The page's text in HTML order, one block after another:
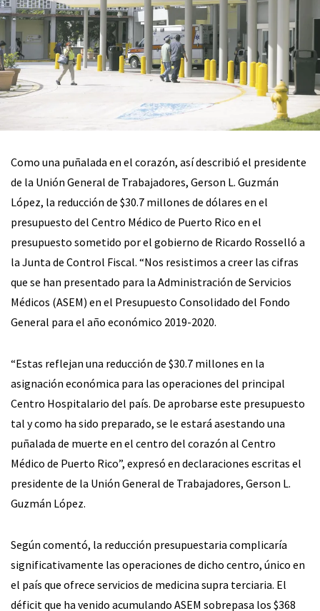
Como una puñalada en el corazón, así describió el presidente
de la Unión General de Trabajadores, Gerson L. Guzmán
López, la reducción de $30.7 millones de dólares en el
presupuesto del Centro Médico de Puerto Rico en el
presupuesto sometido por el gobierno de Ricardo Rosselló a
la Junta de Control Fiscal. “Nos resistimos a creer las cifras
que se han presentado para la Administración de Servicios
Médicos (ASEM) en el Presupuesto Consolidado del Fondo
General para el año económico 2019-2020.
“Estas reflejan una reducción de $30.7 millones en la
asignación económica para las operaciones del principal
Centro Hospitalario del país. De aprobarse este presupuesto
tal y como ha sido preparado, se le estará asestando una
puñalada de muerte en el centro del corazón al Centro
Médico de Puerto Rico”, expresó en declaraciones escritas el
presidente de la Unión General de Trabajadores, Gerson L.
Guzmán López.
Según comentó, la reducción presupuestaria complicaría
significativamente las operaciones de dicho centro, único en
el país que ofrece servicios de medicina supra terciaria. El
déficit que ha venido acumulando ASEM sobrepasa los $368